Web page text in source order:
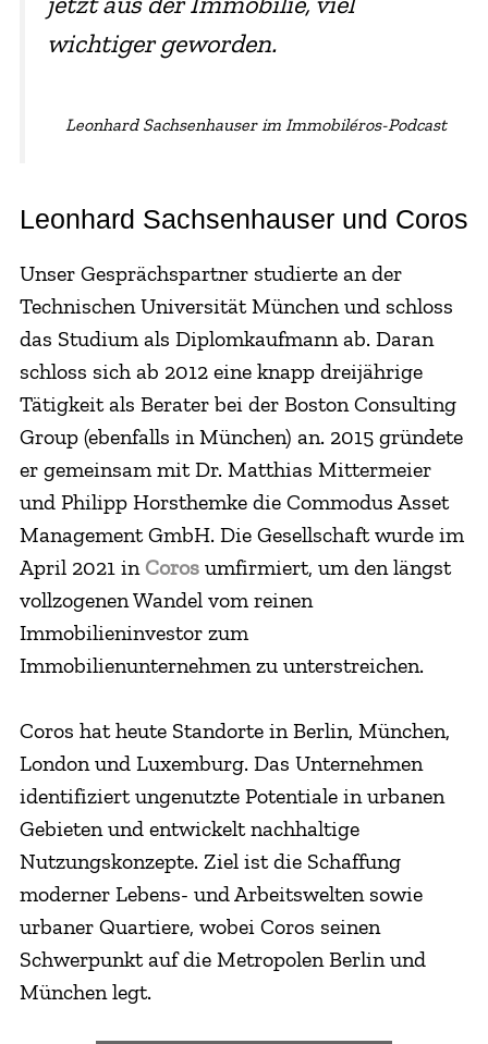
wichtiger geworden.
Leonhard Sachsenhauser im Immobiléros-Podcast
Leonhard Sachsenhauser und Coros
Unser Gesprächspartner studierte an der
Technischen Universität München und schloss
das Studium als Diplomkaufmann ab. Daran
schloss sich ab 2012 eine knapp dreijährige
Tätigkeit als Berater bei der Boston Consulting
Group (ebenfalls in München) an. 2015 gründete
er gemeinsam mit Dr. Matthias Mittermeier
und Philipp Horsthemke die Commodus Asset
Management GmbH. Die Gesellschaft wurde im
April 2021 in Coros umfirmiert, um den längst
vollzogenen Wandel vom reinen
Immobilieninvestor zum
Immobilienunternehmen zu unterstreichen.
Coros hat heute Standorte in Berlin, München,
London und Luxemburg. Das Unternehmen
identifiziert ungenutzte Potentiale in urbanen
Gebieten und entwickelt nachhaltige
Nutzungskonzepte. Ziel ist die Schaffung
moderner Lebens- und Arbeitswelten sowie
urbaner Quartiere, wobei Coros seinen
Schwerpunkt auf die Metropolen Berlin und
München legt.